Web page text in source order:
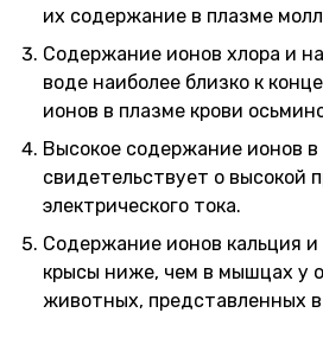
их содержание в плазме
Содержание ионов хлора и
воде наиболее близко к
ионов в плазме крови
Высокое содержание ионов
свидетельствует о высокой
электрического тока.
Содержание ионов кальция
крысы ниже, чем в мышцах у
животных, представленных